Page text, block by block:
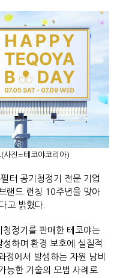
사진=테코야코리아)
터 공기청정기 전문 기업
랜드 런칭 10주년을 맞아
고 밝혔다.
정기를 판매한 테코야는
하며 환경 보호에 실질적
정에서 발생하는 자원 낭비
능한 기술의 모범 사례로